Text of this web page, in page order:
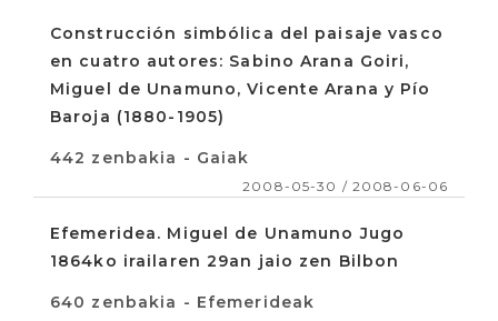
Construcción simbólica del paisaje vasco
en cuatro autores: Sabino Arana Goiri,
Miguel de Unamuno, Vicente Arana y Pío
Baroja (1880-1905)
442 zenbakia - Gaiak
2008-05-30 / 2008-06-06
Efemeridea. Miguel de Unamuno Jugo
1864ko irailaren 29an jaio zen Bilbon
640 zenbakia - Efemerideak